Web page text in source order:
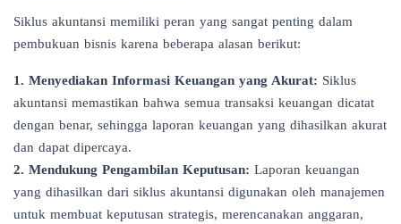
Siklus akuntansi memiliki peran yang sangat penting dalam
pembukuan bisnis karena beberapa alasan berikut:
1. Menyediakan Informasi Keuangan yang Akurat: Siklus
akuntansi memastikan bahwa semua transaksi keuangan dicatat
dengan benar, sehingga laporan keuangan yang dihasilkan akurat
dan dapat dipercaya.
2. Mendukung Pengambilan Keputusan: Laporan keuangan
yang dihasilkan dari siklus akuntansi digunakan oleh manajemen
untuk membuat keputusan strategis, merencanakan anggaran,